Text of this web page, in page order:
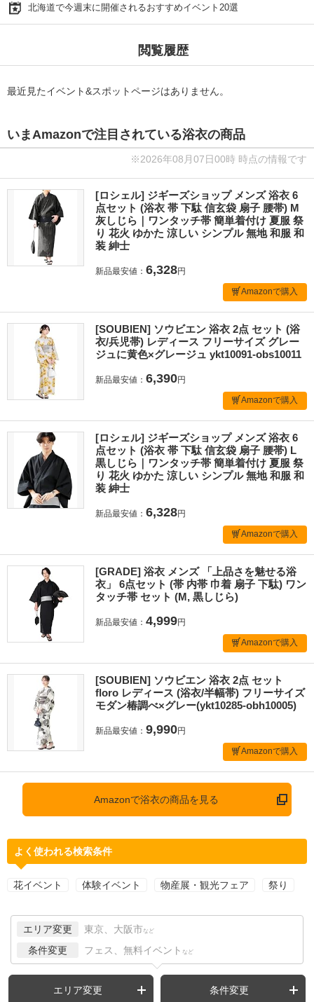
北海道で今週末に開催されるおすすめイベント20選
閲覧履歴
最近見たイベント&スポットページはありません。
いまAmazonで注目されている浴衣の商品
※2026年08月07日00時 時点の情報です
[ロシェル] ジギーズショップ メンズ 浴衣 6
点セット (浴衣 帯 下駄 信玄袋 扇子 腰帯) M
灰しじら｜ワンタッチ帯 簡単着付け 夏服 祭
り 花火 ゆかた 涼しい シンプル 無地 和服 和
装 紳士
新品最安値： 6,328円
Amazonで購入
[SOUBIEN] ソウビエン 浴衣 2点 セット (浴
衣/兵児帯) レディース フリーサイズ グレー
ジュに黄色×グレージュ ykt10091-obs10011
新品最安値： 6,390円
Amazonで購入
[ロシェル] ジギーズショップ メンズ 浴衣 6
点セット (浴衣 帯 下駄 信玄袋 扇子 腰帯) L
黒しじら｜ワンタッチ帯 簡単着付け 夏服 祭
り 花火 ゆかた 涼しい シンプル 無地 和服 和
装 紳士
新品最安値： 6,328円
Amazonで購入
[GRADE] 浴衣 メンズ 「上品さを魅せる浴
衣」 6点セット (帯 内帯 巾着 扇子 下駄) ワン
タッチ帯 セット (M, 黒しじら)
新品最安値： 4,999円
Amazonで購入
[SOUBIEN] ソウビエン 浴衣 2点 セット
floro レディース (浴衣/半幅帯) フリーサイズ
モダン椿調べ×グレー(ykt10285-obh10005)
新品最安値： 9,990円
Amazonで購入
Amazonで浴衣の商品を見る
よく使われる検索条件
花イベント 体験イベント 物産展・観光フェア 祭り
エリア変更 東京、大阪市 など
条件変更 フェス、無料イベント など
エリア変更 条件変更